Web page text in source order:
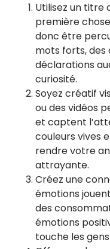
Utilisez un titre
première
donc être
mots forts, des
déclarations
curiosité.
Soyez créatif
ou des vidéos
et captent
couleurs vives
rendre votre
attrayante.
Créez une
émotions
des
émotions
touche les